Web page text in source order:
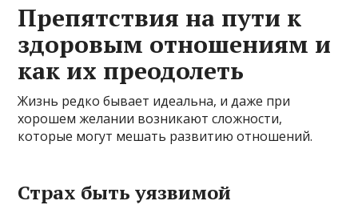
Препятствия на пути к
здоровым отношениям и
как их преодолеть
Жизнь редко бывает идеальна, и даже при
хорошем желании возникают сложности,
которые могут мешать развитию отношений.
Страх быть уязвимой